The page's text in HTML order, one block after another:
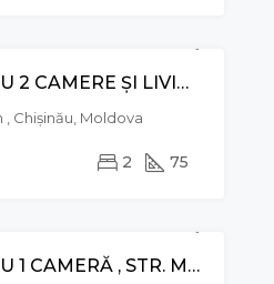
VÂNZARE
APARTAMENT CU 2 CAMERE ȘI LIVING, STR. MIRCEA CEL BĂTRÂN, CIOCANA
Chișinău, Moldova
2 75
VÂNZAREAPARTAMENT CU 1 CAMERĂ , STR. MIHAIL SADOVEANU, CIOCANA